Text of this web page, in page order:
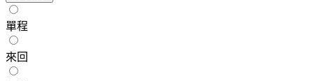
單程
來回